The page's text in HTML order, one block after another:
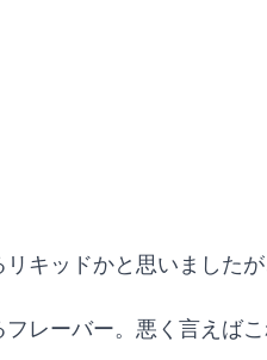
キッドかと思いました
レーバー。悪く言えば